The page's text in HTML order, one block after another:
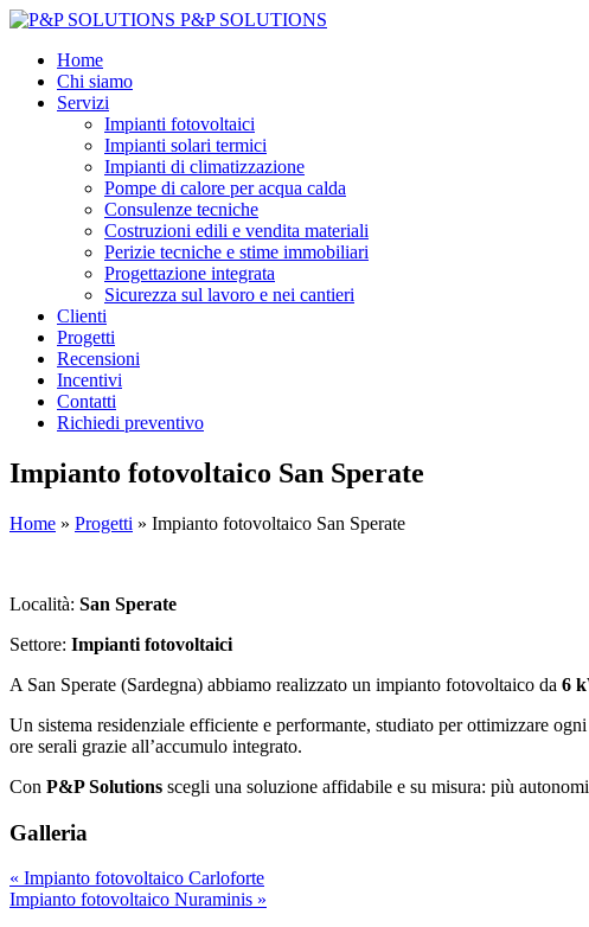
P&P SOLUTIONS
Home
Chi siamo
Servizi
Impianti fotovoltaici
Impianti solari termici
Impianti di climatizzazione
Pompe di calore per acqua calda
Consulenze tecniche
Costruzioni edili e vendita materiali
Perizie tecniche e stime immobiliari
Progettazione integrata
Sicurezza sul lavoro e nei cantieri
Clienti
Progetti
Recensioni
Incentivi
Contatti
Richiedi preventivo
Impianto fotovoltaico San Sperate
Home » Progetti » Impianto fotovoltaico San Sperate
Località: San Sperate
Settore: Impianti fotovoltaici
A San Sperate (Sardegna) abbiamo realizzato un impianto fotovoltaico da 6
Un sistema residenziale efficiente e performante, studiato per ottimizzare
ore serali grazie all’accumulo integrato.
Con P&P Solutions scegli una soluzione affidabile e su misura: più
Galleria
« Impianto fotovoltaico Carloforte
Impianto fotovoltaico Nuraminis »